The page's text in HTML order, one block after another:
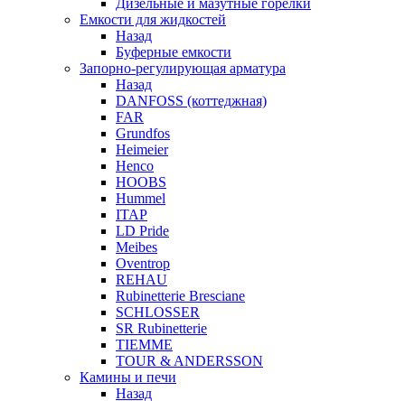
Емкости для жидкостей
Назад
Буферные емкости
Запорно-регулирующая арматура
Назад
DANFOSS (коттеджная)
FAR
Grundfos
Heimeier
Henco
HOOBS
Hummel
ITAP
LD Pride
Meibes
Oventrop
REHAU
Rubinetterie Bresciane
SCHLOSSER
SR Rubinetterie
TIEMME
TOUR & ANDERSSON
Камины и печи
Назад